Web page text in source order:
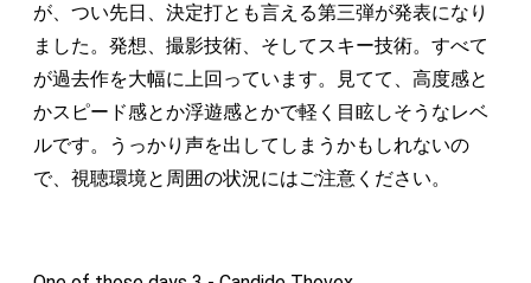
が、つい先日、決定打とも言える第三弾が発表になり
ました。発想、撮影技術、そしてスキー技術。すべて
が過去作を大幅に上回っています。見てて、高度感と
かスピード感とか浮遊感とかで軽く目眩しそうなレベ
ルです。うっかり声を出してしまうかもしれないの
で、視聴環境と周囲の状況にはご注意ください。